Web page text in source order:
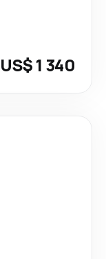
US$ 1 340